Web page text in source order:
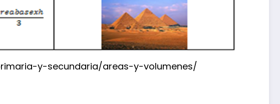
y-secundaria/areas-y-volumenes/